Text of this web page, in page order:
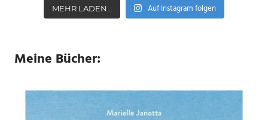
MEHR LADEN… Auf Instagram folgen
Meine Bücher: